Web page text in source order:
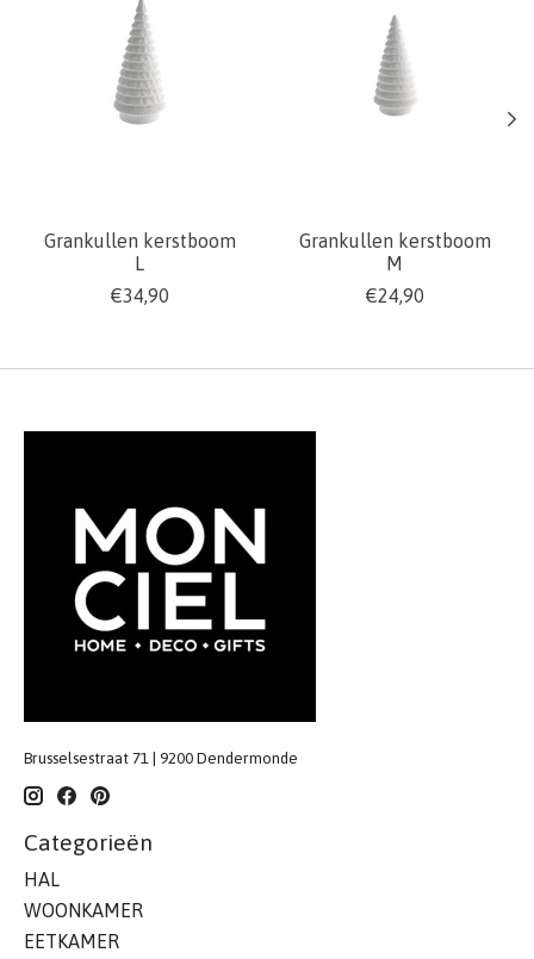
Grankullen kerstboom
L
€34,90
Grankullen kerstboom
M
€24,90
Brusselsestraat 71 | 9200 Dendermonde
Categorieën
HAL
WOONKAMER
EETKAMER